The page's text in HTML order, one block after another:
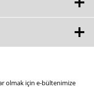
olmak için e-bültenimize